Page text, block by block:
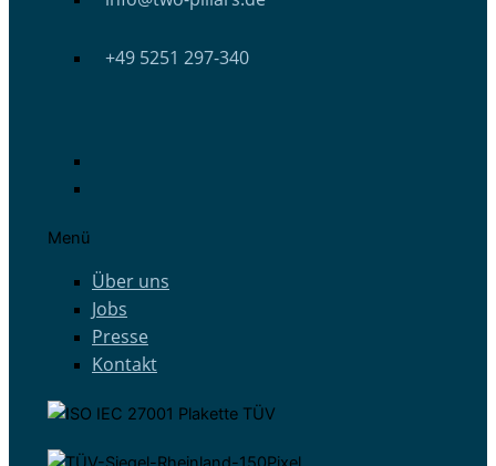
+49 5251 297-340
Menü
Über uns
Jobs
Presse
Kontakt